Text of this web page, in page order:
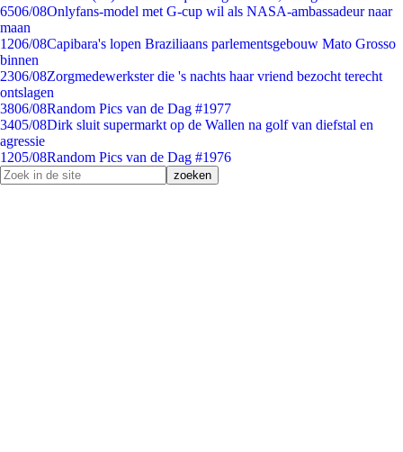
6506/08Onlyfans-model met G-cup wil als NASA-ambassadeur naar
maan
1206/08Capibara's lopen Braziliaans parlementsgebouw Mato Grosso
binnen
2306/08Zorgmedewerkster die 's nachts haar vriend bezocht terecht
ontslagen
3806/08Random Pics van de Dag #1977
3405/08Dirk sluit supermarkt op de Wallen na golf van diefstal en
agressie
1205/08Random Pics van de Dag #1976